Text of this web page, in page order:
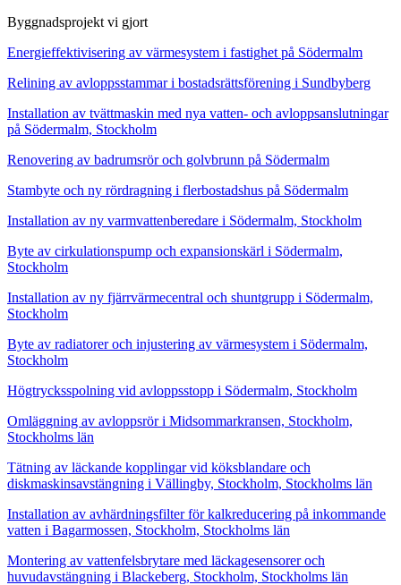
Byggnadsprojekt vi gjort
Energieffektivisering av värmesystem i fastighet på Södermalm
Relining av avloppsstammar i bostadsrättsförening i Sundbyberg
Installation av tvättmaskin med nya vatten- och avloppsanslutningar
på Södermalm, Stockholm
Renovering av badrumsrör och golvbrunn på Södermalm
Stambyte och ny rördragning i flerbostadshus på Södermalm
Installation av ny varmvattenberedare i Södermalm, Stockholm
Byte av cirkulationspump och expansionskärl i Södermalm,
Stockholm
Installation av ny fjärrvärmecentral och shuntgrupp i Södermalm,
Stockholm
Byte av radiatorer och injustering av värmesystem i Södermalm,
Stockholm
Högtrycksspolning vid avloppsstopp i Södermalm, Stockholm
Omläggning av avloppsrör i Midsommarkransen, Stockholm,
Stockholms län
Tätning av läckande kopplingar vid köksblandare och
diskmaskinsavstängning i Vällingby, Stockholm, Stockholms län
Installation av avhärdningsfilter för kalkreducering på inkommande
vatten i Bagarmossen, Stockholm, Stockholms län
Montering av vattenfelsbrytare med läckagesensorer och
huvudavstängning i Blackeberg, Stockholm, Stockholms län